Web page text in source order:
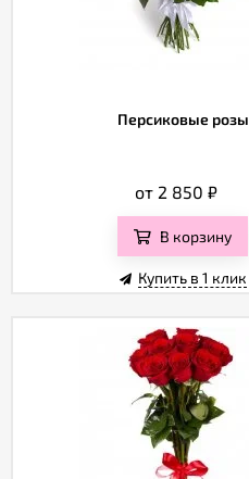
Персиковые розы
от 2 850 ₽
В корзину
Купить в 1 клик